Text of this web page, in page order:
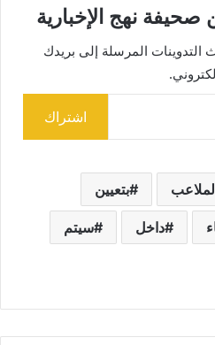
نهج الإخبارية
المرسلة إلى بريدك
اشتراك
بتعيين
داخل سيتم